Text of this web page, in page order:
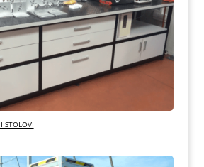
STOLOVI